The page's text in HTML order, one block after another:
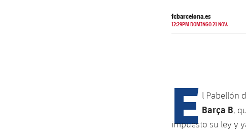
fcbarcelona.es
12:29PM DOMINGO 21 NOV.
E l Pabellón
Barça B,
impuesto su ley y